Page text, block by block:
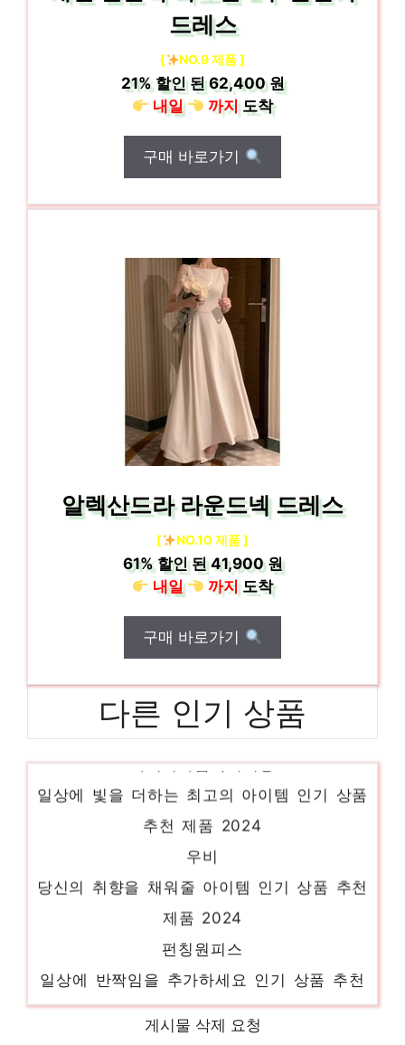
드레스
[ NO.9 제품 ]
21%할인 된62,400 원
내일
까지도착
구매 바로가기
알렉산드라 라운드넥 드레스
[ NO.10 제품 ]
61%할인 된41,900 원
내일
까지도착
구매 바로가기
다른 인기 상품
일상에 빛을 더하는 최고의 아이템 인기 상품
추천 제품 2024
우비
당신의 취향을 채워줄 아이템 인기 상품 추천
제품 2024
펀칭원피스
일상에 반짝임을 추가하세요 인기 상품 추천
제품 2024
모조에스핀자켓
게시물 삭제 요청